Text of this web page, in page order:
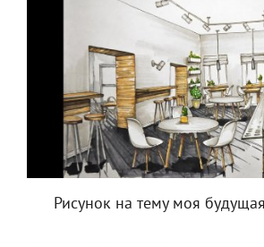
Рисунок на тему моя